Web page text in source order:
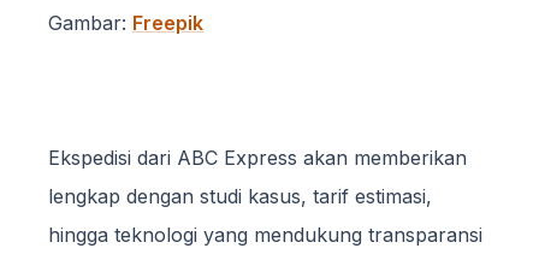
Gambar: Freepik
Ekspedisi dari ABC Express akan memberikan
lengkap dengan studi kasus, tarif estimasi,
hingga teknologi yang mendukung transparansi